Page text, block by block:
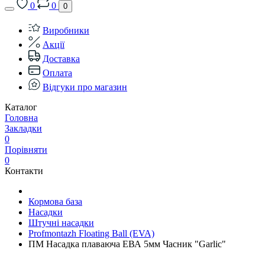
0
0 0
Виробники
Акції
Доставка
Оплата
Відгуки про магазин
Каталог
Головна
Закладки
0
Порівняти
0
Контакти
Кормова база
Насадки
Штучні насадки
Profmontazh Floating Ball (EVA)
ПМ Насадка плаваюча ЕВА 5мм Часник "Garlic"